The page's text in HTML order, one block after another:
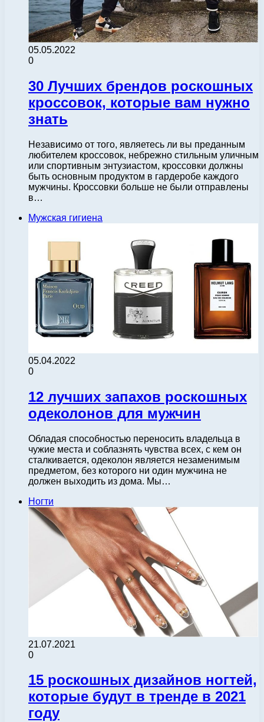
05.05.2022
0
30 Лучших брендов роскошных
кроссовок, которые вам нужно
знать
Независимо от того, являетесь ли вы преданным
любителем кроссовок, небрежно стильным уличным
или спортивным энтузиастом, кроссовки должны
быть основным продуктом в гардеробе каждого
мужчины. Кроссовки больше не были отправлены
в…
Мужская гигиена
05.04.2022
0
12 лучших запахов роскошных
одеколонов для мужчин
Обладая способностью переносить владельца в
чужие места и соблазнять чувства всех, с кем он
сталкивается, одеколон является незаменимым
предметом, без которого ни один мужчина не
должен выходить из дома. Мы…
Ногти
21.07.2021
0
15 роскошных дизайнов ногтей,
которые будут в тренде в 2021
году